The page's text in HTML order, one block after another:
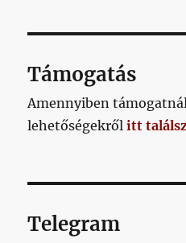
Támogatás
Amennyiben
lehetőségekrőlitt
Telegram